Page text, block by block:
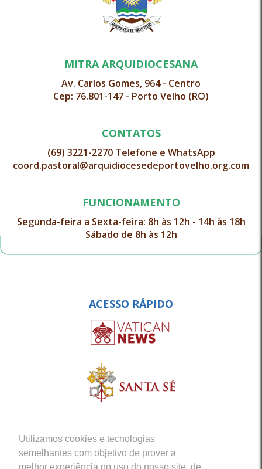
Utilizamos cookies e tecnologias
semelhantes com objetivo de prover a
MITRA ARQUIDIOCESANA
Av. Carlos Gomes, 964 - Centro
Cep: 76.801-147 - Porto Velho (RO)
CONTATOS
(69) 3221-2270 Telefone e WhatsApp
coord.pastoral@arquidiocesedeportovelho.org.com
FUNCIONAMENTO
Segunda-feira a Sexta-feira: 8h às 12h - 14h às 18h
Sábado de 8h às 12h
ACESSO RÁPIDO